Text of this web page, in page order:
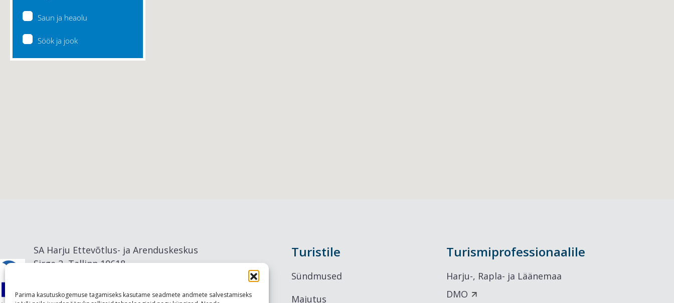
Parima kasutuskogemuse tagamiseks kasutame seadmete andmete salvestamiseks
Saun ja heaolu
Söök ja jook
SA Harju Ettevõtlus- ja Arenduskeskus
Sirge 2, Tallinn 10618
Turistile
Sündmused
Majutus
Turismiprofessionaalile
Harju-, Rapla- ja Läänemaa
DMO